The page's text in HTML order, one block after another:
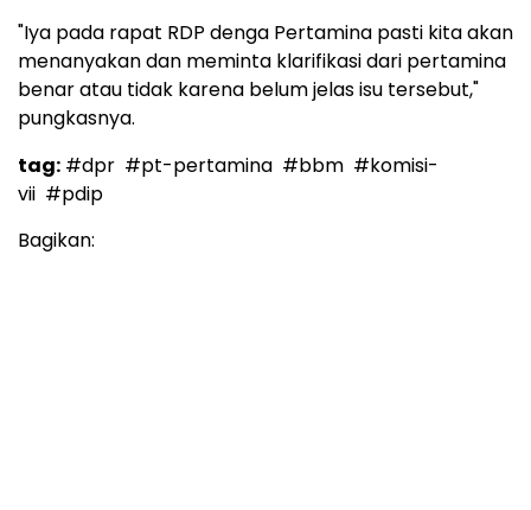
"Iya pada rapat RDP denga Pertamina pasti kita akan
menanyakan dan meminta klarifikasi dari pertamina
benar atau tidak karena belum jelas isu tersebut,"
pungkasnya.
tag: #dpr #pt-pertamina #bbm #komisi-
vii #pdip
Bagikan: